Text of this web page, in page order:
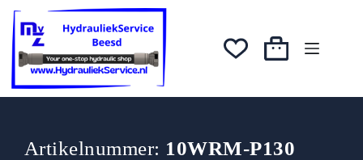
naar
inhoud
was:
€11,38.
€9,67.
Winkelwagen
Artikelnummer: 10WRM-P130